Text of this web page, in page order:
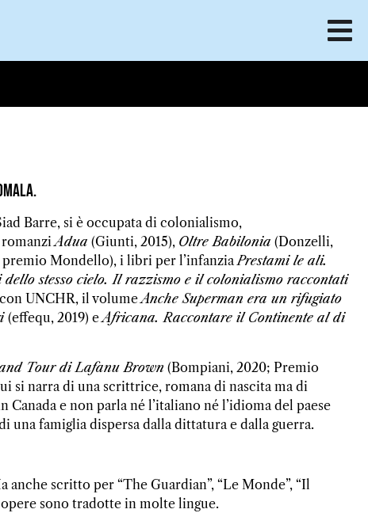
Barre, si è occupata di colonialismo,
romanziAdua (Giunti, 2015), Oltre Babilonia (Donzelli,
Mondello), i libri per l’infanziaPrestami le ali.
dello stesso cielo. Il razzismo e il colonialismo raccontati
UNCHR, il volumeAnche Superman era un rifugiato
(effequ, 2019) eAfricana. Raccontare il Continente al di
Tour di Lafanu Brown (Bompiani, 2020; Premio
si narra di una scrittrice, romana di nascita ma di
e non parla né l’italiano né l’idioma del paese
una famiglia dispersa dalla dittatura e dalla guerra.
anche scritto per “The Guardian”, “Le Monde”, “Il
opere sono tradotte in molte lingue.